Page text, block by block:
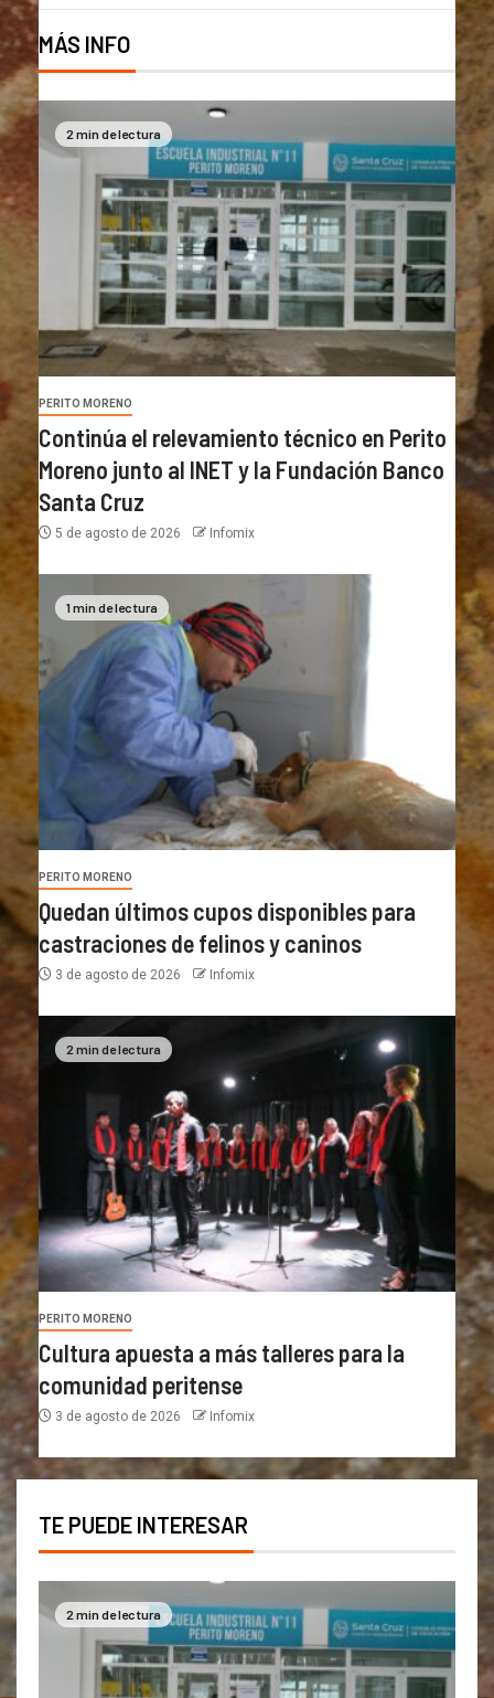
MÁS INFO
2 min de lectura
PERITO MORENO
Continúa el relevamiento técnico en Perito
Moreno junto al INET y la Fundación Banco
Santa Cruz
5 de agosto de 2026 Infomix
1 min de lectura
PERITO MORENO
Quedan últimos cupos disponibles para
castraciones de felinos y caninos
3 de agosto de 2026 Infomix
2 min de lectura
PERITO MORENO
Cultura apuesta a más talleres para la
comunidad peritense
3 de agosto de 2026 Infomix
TE PUEDE INTERESAR
2 min de lectura